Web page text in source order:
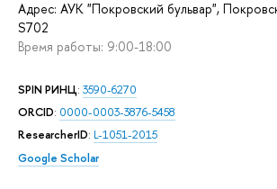
Адрес: АУК "Покровский бульвар",
S702
Время работы: 9:00-18:00
SPIN РИНЦ: 3590-6270
ORCID: 0000-0003-3876-5458
ResearcherID: L-1051-2015
Google Scholar